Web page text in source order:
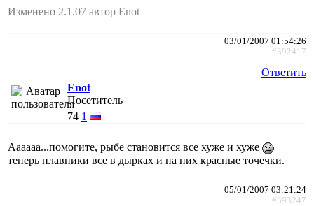
Изменено 2.1.07 автор Enot
03/01/2007 01:54:26
#392417
Ответить
Enot
Посетитель
74 1
Аааааа...помогите, рыбе становится все хуже и хуже
теперь плавники все в дырках и на них красные точечки.
05/01/2007 03:21:24
#393247